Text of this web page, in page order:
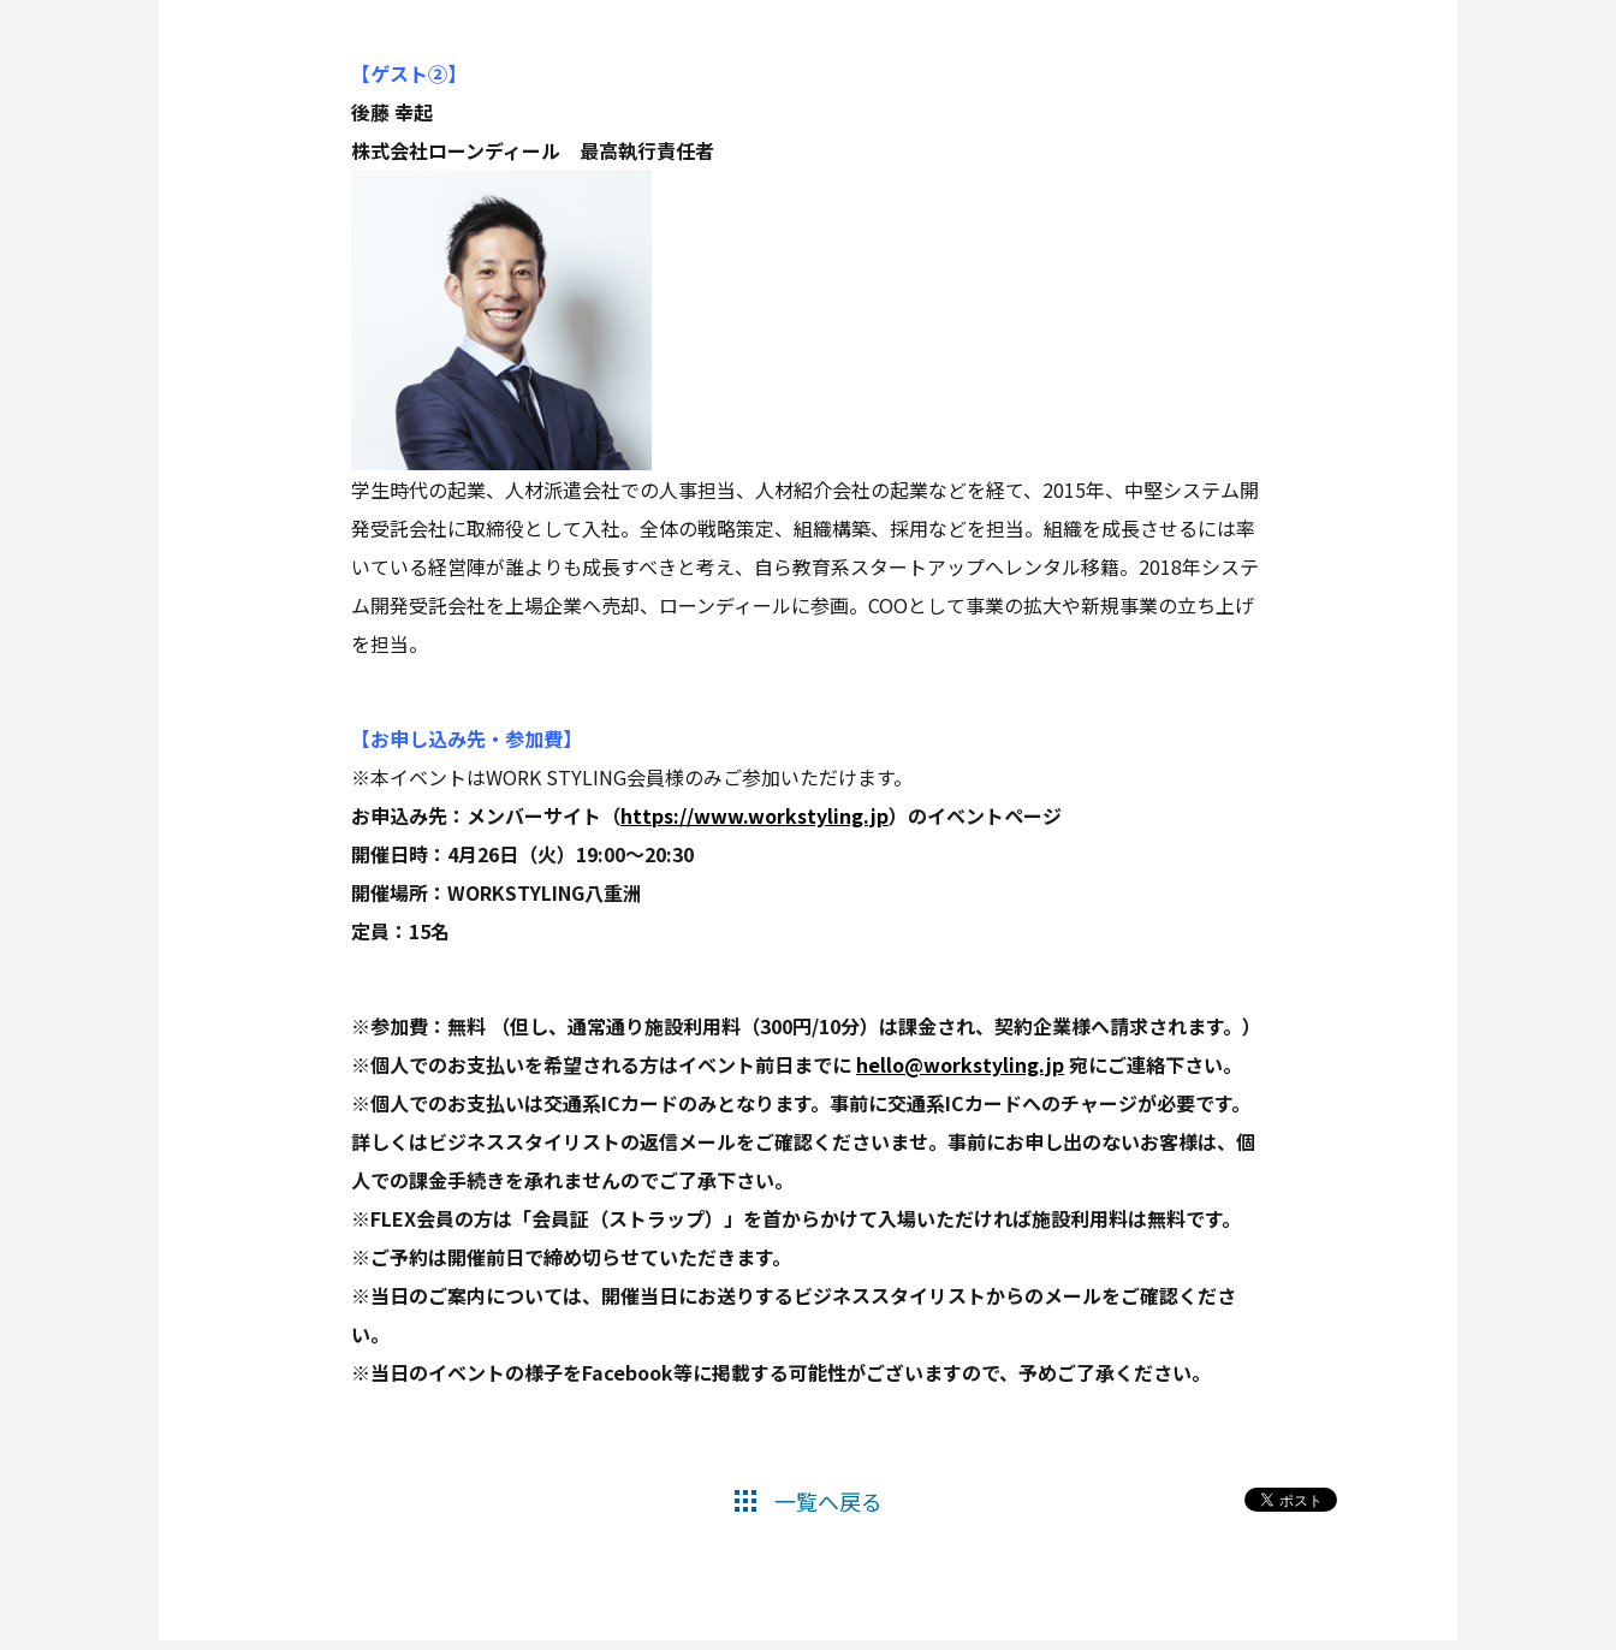
【ゲスト②】
後藤 幸起
株式会社ローンディール 最高執行責任者
学生時代の起業、人材派遣会社での人事担当、人材紹介会社の起業などを経て、2015年、中堅システム開
発受託会社に取締役として入社。全体の戦略策定、組織構築、採用などを担当。組織を成長させるには率
いている経営陣が誰よりも成長すべきと考え、自ら教育系スタートアップへレンタル移籍。2018年システ
ム開発受託会社を上場企業へ売却、ローンディールに参画。COOとして事業の拡大や新規事業の立ち上げ
を担当。
【お申し込み先・参加費】
※本イベントはWORK STYLING会員様のみご参加いただけます。
お申込み先：メンバーサイト（https://www.workstyling.jp）のイベントページ
開催日時：4月26日（火）19:00〜20:30
開催場所：WORKSTYLING八重洲
定員：15名
※参加費：無料 （但し、通常通り施設利用料（300円/10分）は課金され、契約企業様へ請求されます。）
※個人でのお支払いを希望される方はイベント前日までに hello@workstyling.jp宛にご連絡下さい。
※個人でのお支払いは交通系ICカードのみとなります。事前に交通系ICカードへのチャージが必要です。
詳しくはビジネススタイリストの返信メールをご確認くださいませ。事前にお申し出のないお客様は、個
人での課金手続きを承れませんのでご了承下さい。
※FLEX会員の方は「会員証（ストラップ）」を首からかけて入場いただければ施設利用料は無料です。
※ご予約は開催前日で締め切らせていただきます。
※当日のご案内については、開催当日にお送りするビジネススタイリストからのメールをご確認くださ
い。
※当日のイベントの様子をFacebook等に掲載する可能性がございますので、予めご了承ください。
一覧へ戻る